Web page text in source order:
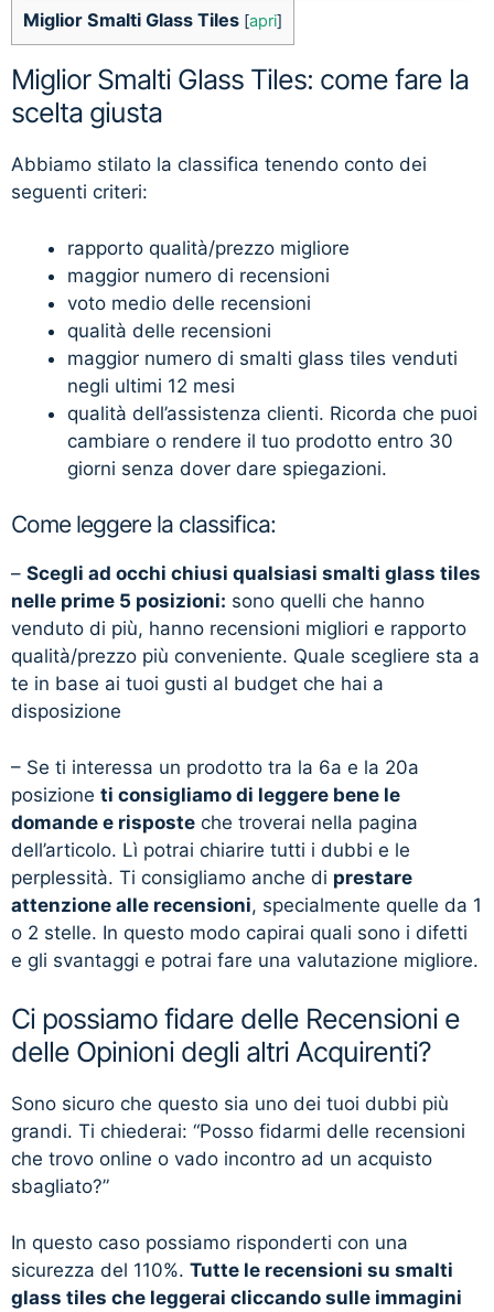
Miglior Smalti Glass Tiles [apri]
Miglior Smalti Glass Tiles: come fare la
scelta giusta
Abbiamo stilato la classifica tenendo conto dei
seguenti criteri:
rapporto qualità/prezzo migliore
maggior numero di recensioni
voto medio delle recensioni
qualità delle recensioni
maggior numero di smalti glass tiles venduti
negli ultimi 12 mesi
qualità dell’assistenza clienti. Ricorda che puoi
cambiare o rendere il tuo prodotto entro 30
giorni senza dover dare spiegazioni.
Come leggere la classifica:
– Scegli ad occhi chiusi qualsiasi smalti glass tiles
nelle prime 5 posizioni: sono quelli che hanno
venduto di più, hanno recensioni migliori e rapporto
qualità/prezzo più conveniente. Quale scegliere sta a
te in base ai tuoi gusti al budget che hai a
disposizione
– Se ti interessa un prodotto tra la 6a e la 20a
posizione ti consigliamo di leggere bene le
domande e risposte che troverai nella pagina
dell’articolo. Lì potrai chiarire tutti i dubbi e le
perplessità. Ti consigliamo anche di prestare
attenzione alle recensioni, specialmente quelle da 1
o 2 stelle. In questo modo capirai quali sono i difetti
e gli svantaggi e potrai fare una valutazione migliore.
Ci possiamo fidare delle Recensioni e
delle Opinioni degli altri Acquirenti?
Sono sicuro che questo sia uno dei tuoi dubbi più
grandi. Ti chiederai: “Posso fidarmi delle recensioni
che trovo online o vado incontro ad un acquisto
sbagliato?”
In questo caso possiamo risponderti con una
sicurezza del 110%. Tutte le recensioni su smalti
glass tiles che leggerai cliccando sulle immagini